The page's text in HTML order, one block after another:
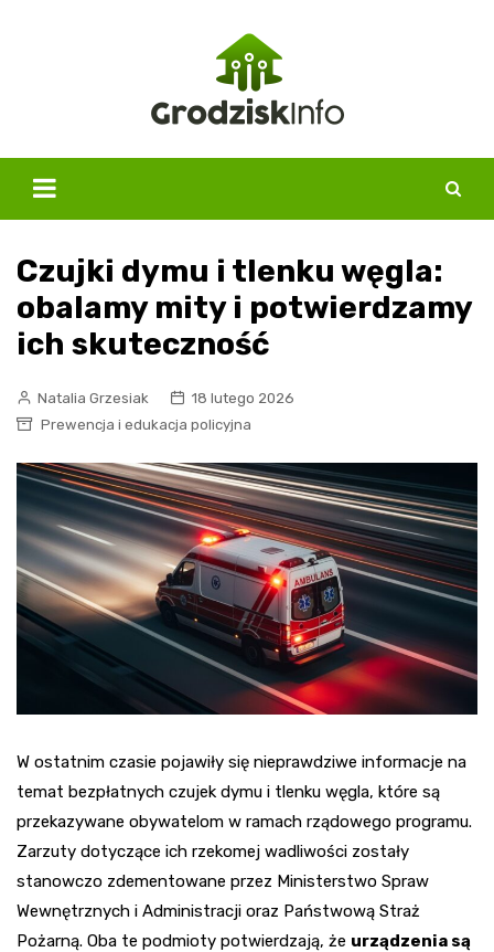
Czujki dymu i tlenku węgla:
obalamy mity i potwierdzamy
ich skuteczność
Natalia Grzesiak
18 lutego 2026
Prewencja i edukacja policyjna
W ostatnim czasie pojawiły się nieprawdziwe informacje na
temat bezpłatnych czujek dymu i tlenku węgla, które są
przekazywane obywatelom w ramach rządowego programu.
Zarzuty dotyczące ich rzekomej wadliwości zostały
stanowczo zdementowane przez Ministerstwo Spraw
Wewnętrznych i Administracji oraz Państwową Straż
Pożarną. Oba te podmioty potwierdzają, że urządzenia są